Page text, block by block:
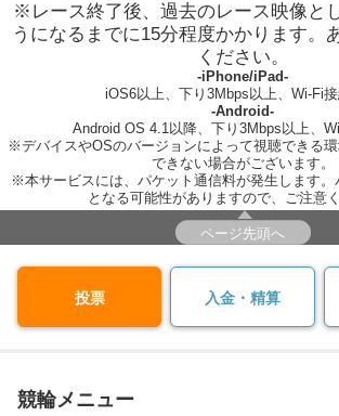
※レース終了後、過去のレース映像と
うになるまでに15分程度かかります。
ください。
-iPhone/iPad-
iOS6以上、下り3Mbps以上、Wi-Fi
-Android-
Android OS 4.1以降、下り3Mbps以上、
※デバイスやOSのバージョンによって視聴できる
できない場合がございます。
※本サービスには、パケット通信料が発生します。
となる可能性がありますので、ご注意く
ページ先頭へ
投票 入金・精算
競輪メニュー